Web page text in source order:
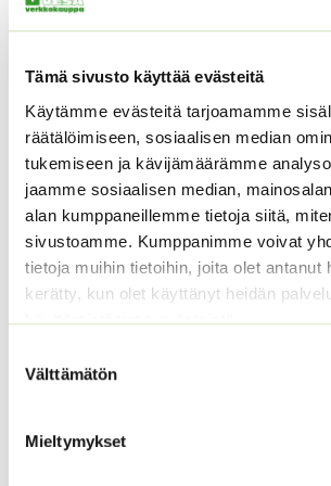
Tämä sivusto käyttää evästeitä
Käytämme evästeitä tarjoamamme
räätälöimiseen, sosiaalisen median
tukemiseen ja kävijämäärämme
jaamme sosiaalisen median,
alan kumppaneillemme tietoja siitä,
sivustoamme. Kumppanimme voivat
tietoja muihin tietoihin, joita olet antanut
kerätty, kun olet käyttänyt heidän
käyttämistämme evästeistä
valinta
Välttämätön
Mieltymykset
Silpoydinherne BIO-
Utrillo (Luomu) 8 g.
2,00€
Alkuperäinen
hinta
oli:
1,70€Nykyinen
hinta
on:
1,70 €.
Sisältää
arvonlisäveron
d’ Italia
3,90€